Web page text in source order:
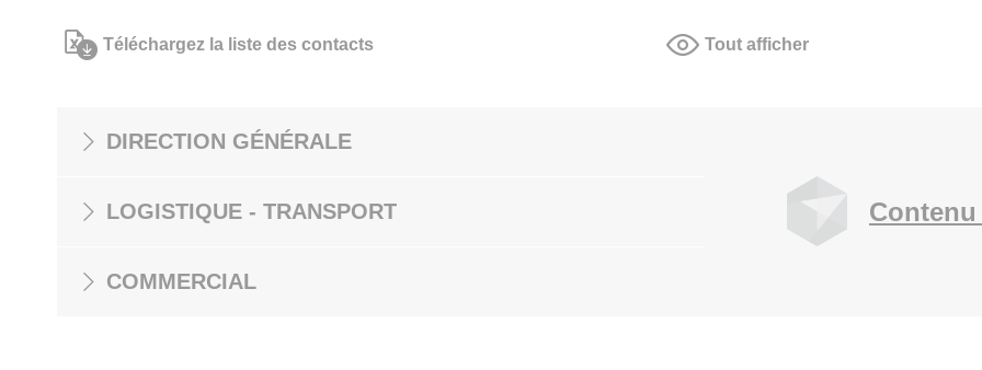
Téléchargez la liste des contacts Tout afficher
DIRECTION GÉNÉRALE
LOGISTIQUE - TRANSPORT
COMMERCIAL